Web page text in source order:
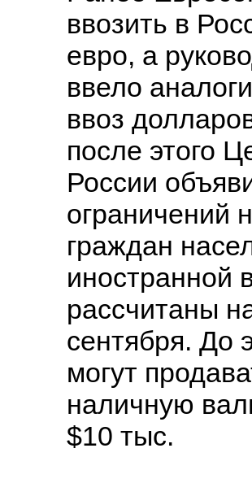
ввозить в
евро, а
ввело
ввоз
после этого
России
ограничений
граждан
иностранной
рассчитаны
сентября. До
могут
наличную
$10 тыс.